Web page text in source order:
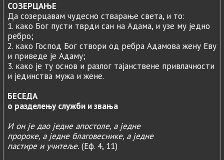
СОЗЕРЦАЊЕ
Да созерцавам чудесно стварање света, и то:
1. како Бог пусти тврди сан на Адама, и узе му једно
ребро;
2. како Господ Бог створи од ребра Адамова жену Еву
и приведе је Адаму;
3. како је ту основ и разлог тајанствене привлачности
и јединства мужа и жене.
БЕСЕДА
о разделењу служби и звања
И он је дао једне апостоле, а једне
пророке, а једне благовеснике, а једне
пастире и учитеље. (Еф. 4, 11)